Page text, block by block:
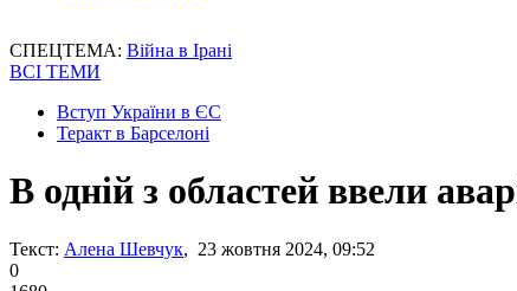
СПЕЦТЕМА: Війна в Ірані
ВСІ ТЕМИ
Вступ України в ЄС
Теракт в Барселоні
В одній з областей ввели
Текст: Алена Шевчук, 23 жовтня 2024, 09:52
0